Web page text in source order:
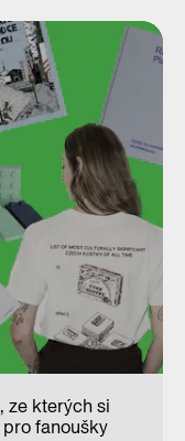
ze kterých si
fanoušky